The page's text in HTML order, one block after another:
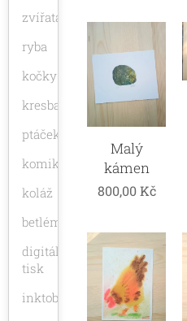
zvířata
ryba
kočky
kresba
ptáček
komiks
koláž
betlém
digitální
tisk
inktober
Malý
kámen
800,00Kč